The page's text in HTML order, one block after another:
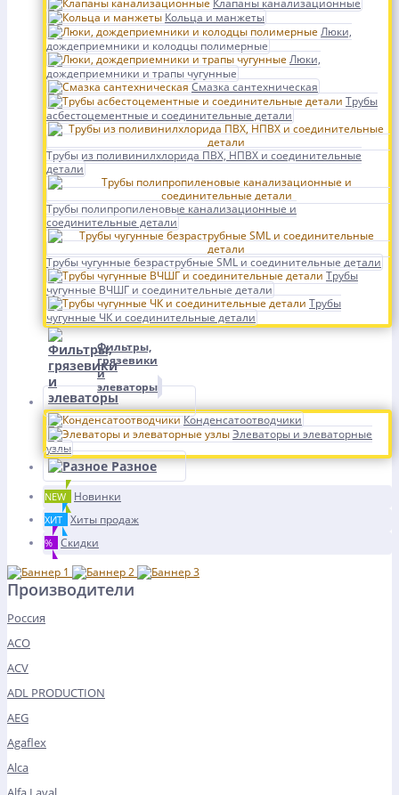
Клапаны канализационные
Кольца и манжеты
Люки,
дождеприемники и колодцы полимерные
Люки,
дождеприемники и трапы чугунные
Смазка сантехническая
Трубы
асбестоцементные и соединительные детали
Трубы из поливинилхлорида ПВХ, НПВХ и соединительные
детали
Трубы полипропиленовые канализационные и
соединительные детали
Трубы чугунные безраструбные SML и соединительные детали
Трубы
чугунные ВЧШГ и соединительные детали
Трубы
чугунные ЧК и соединительные детали
Фильтры,
грязевики
и
элеваторы
Конденсатоотводчики
Элеваторы и элеваторные
узлы
Разное
NEW Новинки
ХИТ Хиты продаж
% Скидки
Производители
Россия
ACO
ACV
ADL PRODUCTION
AEG
Agaflex
Alca